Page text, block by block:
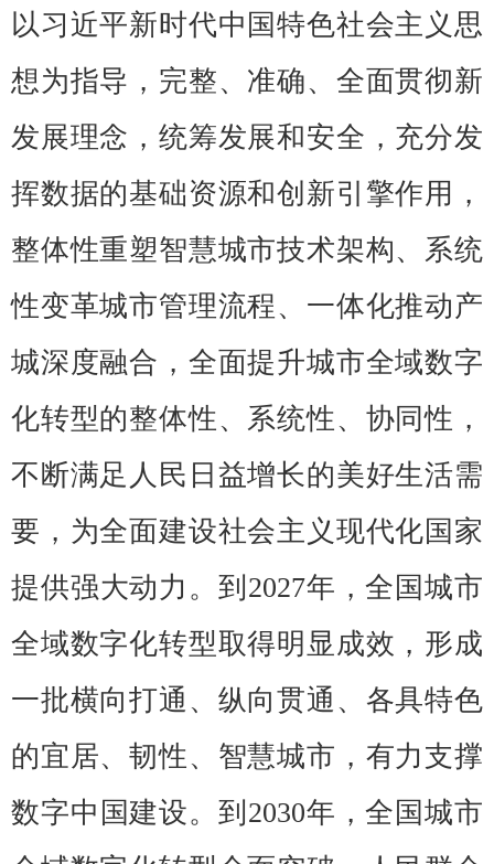
以习近平新时代中国特色社会主义思
想为指导，完整、准确、全面贯彻新
发展理念，统筹发展和安全，充分发
挥数据的基础资源和创新引擎作用，
整体性重塑智慧城市技术架构、系统
性变革城市管理流程、一体化推动产
城深度融合，全面提升城市全域数字
化转型的整体性、系统性、协同性，
不断满足人民日益增长的美好生活需
要，为全面建设社会主义现代化国家
提供强大动力。到2027年，全国城市
全域数字化转型取得明显成效，形成
一批横向打通、纵向贯通、各具特色
的宜居、韧性、智慧城市，有力支撑
数字中国建设。到2030年，全国城市